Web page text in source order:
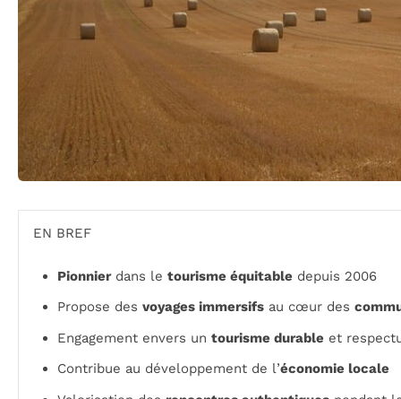
EN BREF
Pionnierdans le tourisme équitable depuis 2006
Propose des voyages immersifs au cœur des
Engagement envers un tourisme durable et
Contribue au développement de l’économie locale